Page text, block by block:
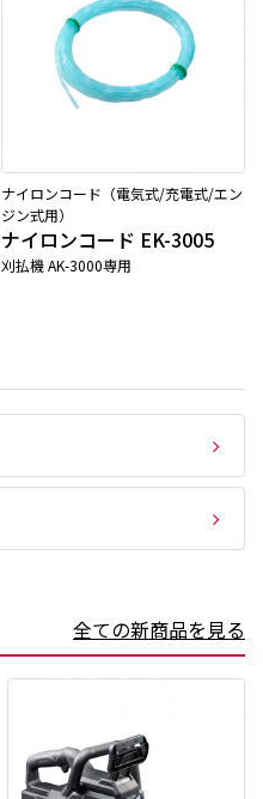
ナイロンコード（電気式/充電式/エン
ジン式用）
ナイロンコード EK-3005
刈払機 AK-3000専用
全ての新商品を見る